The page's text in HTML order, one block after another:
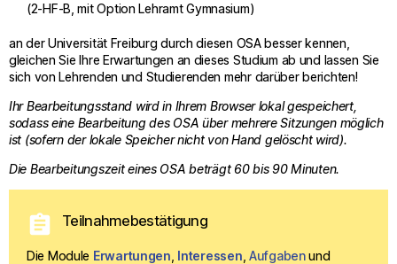
(2-HF-B, mit Option Lehramt Gymnasium)
an der Universität Freiburg durch diesen OSA besser kennen,
gleichen Sie Ihre Erwartungen an dieses Studium ab und lassen Sie
sich von Lehrenden und Studierenden mehr darüber berichten!
Ihr Bearbeitungsstand wird in Ihrem Browser lokal gespeichert,
sodass eine Bearbeitung des OSA über mehrere Sitzungen möglich
ist (sofern der lokale Speicher nicht von Hand gelöscht wird).
Die Bearbeitungszeit eines OSA beträgt 60 bis 90 Minuten.
assignment Teilnahmebestätigung
Die Module Erwartungen Interessen Aufgaben